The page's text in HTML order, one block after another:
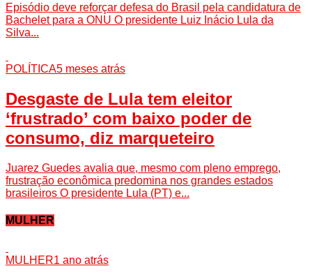
Episódio deve reforçar defesa do Brasil pela candidatura de
Bachelet para a ONU O presidente Luiz Inácio Lula da
Silva...
POLÍTICA5 meses atrás
Desgaste de Lula tem eleitor
‘frustrado’ com baixo poder de
consumo, diz marqueteiro
Juarez Guedes avalia que, mesmo com pleno emprego,
frustração econômica predomina nos grandes estados
brasileiros O presidente Lula (PT) e...
MULHER
MULHER1 ano atrás